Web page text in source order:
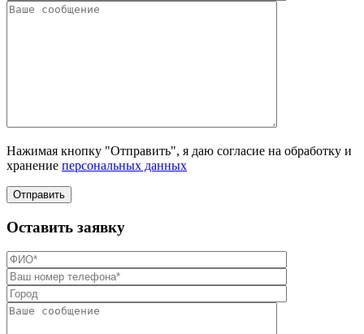
Нажимая кнопку "Отправить", я даю согласие на обработку и
хранение персональных данных
Отправить
Оставить заявку